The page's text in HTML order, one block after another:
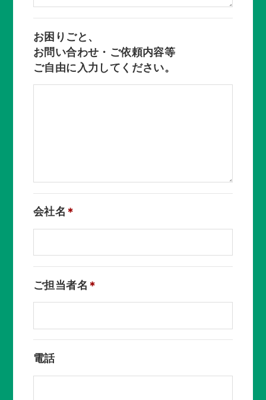
お困りごと、
お問い合わせ・ご依頼内容等
ご自由に入力してください。
会社名
ご担当者名
電話